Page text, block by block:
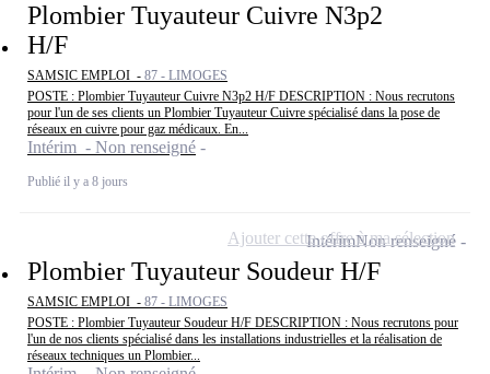
Plombier Tuyauteur Cuivre N3p2
H/F
SAMSIC EMPLOI - 87 - LIMOGES
POSTE : Plombier Tuyauteur Cuivre N3p2 H/F DESCRIPTION : Nous recrutons
pour l'un de ses clients un Plombier Tuyauteur Cuivre spécialisé dans la pose de
réseaux en cuivre pour gaz médicaux. En...
Intérim - Non renseigné
Publié il y a 8 jours
Plombier Tuyauteur Soudeur H/F
SAMSIC EMPLOI - 87 - LIMOGES
POSTE : Plombier Tuyauteur Soudeur H/F DESCRIPTION : Nous recrutons pour
l'un de nos clients spécialisé dans les installations industrielles et la réalisation de
réseaux techniques un Plombier...
IntérimNon renseigné
Ajouter cette offre à ma sélection